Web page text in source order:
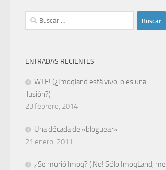
Buscar:
ENTRADAS RECIENTES
WTF! (¿Imoqland está vivo, o es una
ilusión?)
23 febrero, 2014
Una década de «bloguear»
21 enero, 2011
¿Se murió Imoq? (¡No! Sólo ImoqLand, me